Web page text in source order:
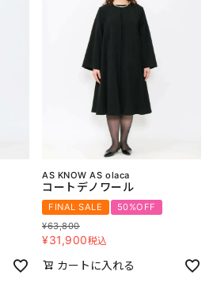
AS KNOW AS olaca
コートデノワール
FINAL SALE
50%OFF
¥63,800
¥31,900税込
カートに入れる